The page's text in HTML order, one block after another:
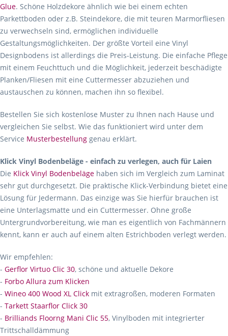
Glue. Schöne Holzdekore ähnlich wie bei einem echten
Parkettboden oder z.B. Steindekore, die mit teuren Marmorfliesen
zu verwechseln sind, ermöglichen individuelle
Gestaltungsmöglichkeiten. Der größte Vorteil eine Vinyl
Designbodens ist allerdings die Preis-Leistung. Die einfache Pflege
mit einem Feuchttuch und die Möglichkeit, jederzeit beschädigte
Planken/Fliesen mit eine Cuttermesser abzuziehen und
austauschen zu können, machen ihn so flexibel.
Bestellen Sie sich kostenlose Muster zu Ihnen nach Hause und
vergleichen Sie selbst. Wie das funktioniert wird unter dem
Service Musterbestellung genau erklärt.
Klick Vinyl Bodenbeläge - einfach zu verlegen, auch für Laien
Die Klick Vinyl Bodenbeläge haben sich im Vergleich zum Laminat
sehr gut durchgesetzt. Die praktische Klick-Verbindung bietet eine
Lösung für Jedermann. Das einzige was Sie hierfür brauchen ist
eine Unterlagsmatte und ein Cuttermesser. Ohne große
Untergrundvorbereitung, wie man es eigentlich von Fachmännern
kennt, kann er auch auf einem alten Estrichboden verlegt werden.
Wir empfehlen:
- Gerflor Virtuo Clic 30, schöne und aktuelle Dekore
- Forbo Allura zum Klicken
- Wineo 400 Wood XL Click mit extragroßen, moderen Formaten
- Tarkett Staarflor Click 30
- Brilliands Floorng Mani Clic 55, Vinylboden mit integrierter
Trittschalldämmung